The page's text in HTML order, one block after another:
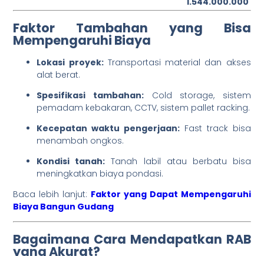
Faktor Tambahan yang Bisa
Mempengaruhi Biaya
Lokasi proyek:Transportasi material dan akses
alat berat.
Spesifikasi tambahan:Cold storage, sistem
pemadam kebakaran, CCTV, sistem pallet racking.
Kecepatan waktu pengerjaan: Fast track bisa
menambah ongkos.
Kondisi tanah: Tanah labil atau berbatu bisa
meningkatkan biaya pondasi.
Baca lebih lanjut: Faktor yang Dapat Mempengaruhi
Biaya Bangun Gudang
Bagaimana Cara Mendapatkan RAB
yang Akurat?